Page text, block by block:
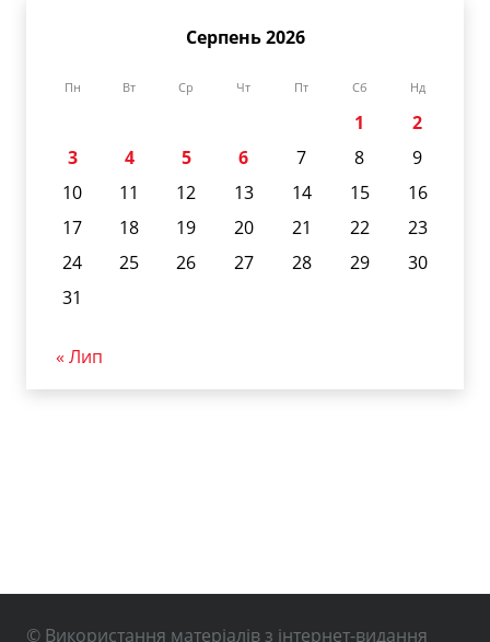
Серпень 2026
Пн Вт Ср Чт Пт Сб Нд
1
2
3
4 5 6 7 8
9
10
11 12 13 14 15
16
17
18 19 20 21 22
23
24
25 26 27 28 29
30
31
« Лип
© Використання матеріалів з інтернет-видання